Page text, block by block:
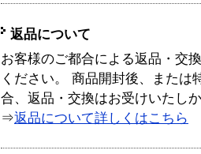
返品について
お客様のご都合による返品・交
ください。 商品開封後、または
合、返品・交換はお受けいたし
⇒返品について詳しくはこちら